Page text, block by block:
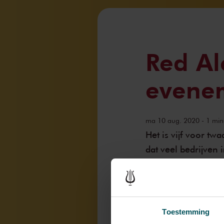
Toestemming
Red
ma 10 aug. 2020 - 1
Het is vijf voor
dat veel bedrijven
Dinsdag 11